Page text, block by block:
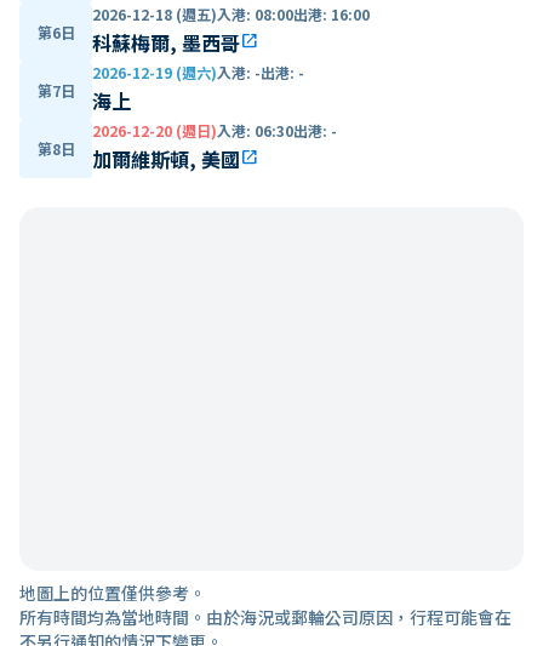
第6日
2026-12-18 (週五)入港: 08:00出港: 16:00
科蘇梅爾, 墨西哥open_in_new
第7日
2026-12-19 (週六)入港: -出港: -
海上
第8日
2026-12-20 (週日)入港: 06:30出港: -
加爾維斯頓, 美國open_in_new
地圖上的位置僅供參考。
所有時間均為當地時間。由於海況或郵輪公司原因，行程可能會在
不另行通知的情況下變更。